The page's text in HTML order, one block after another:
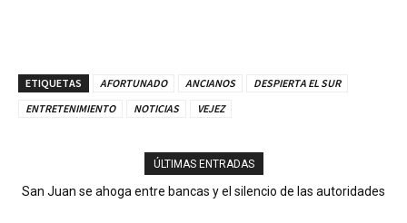
ETIQUETAS AFORTUNADO ANCIANOS
DESPIERTA EL SUR
ENTRETENIMIENTO
NOTICIAS VEJEZ
ÚLTIMAS ENTRADAS
San Juan se ahoga entre bancas y el silencio de las autoridades